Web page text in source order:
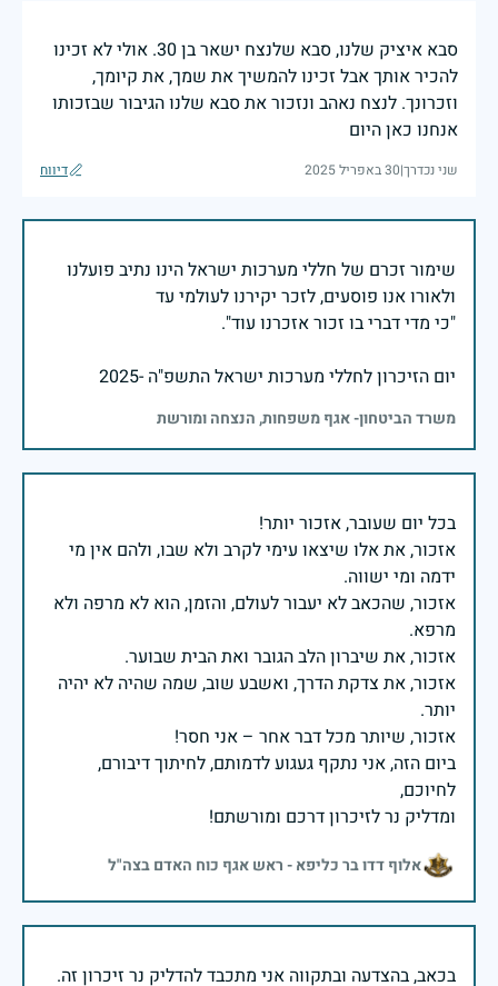
סבא איציק שלנו, סבא שלנצח ישאר בן 30. אולי לא זכינו
להכיר אותך אבל זכינו להמשיך את שמך, את קיומך,
וזכרונך. לנצח נאהב ונזכור את סבא שלנו הגיבור שבזכותו
אנחנו כאן היום
שני נכדרך|30 באפריל 2025 דיווח
שימור זכרם של חללי מערכות ישראל הינו נתיב פועלנו
יום הזיכרון לחללי מערכות ישראל התשפ"ה -2025
משרד הביטחון- אגף משפחות, הנצחה ומורשת
אזכור, את אלו שיצאו עימי לקרב ולא שבו, ולהם אין מי
אזכור, שהכאב לא יעבור לעולם, והזמן, הוא לא מרפה ולא
אזכור, את צדקת הדרך, ואשבע שוב, שמה שהיה לא יהיה
ביום הזה, אני נתקף געגוע לדמותם, לחיתוך דיבורם,
ומדליק נר לזיכרון דרכם ומורשתם!
אלוף דדו בר כליפא - ראש אגף כוח האדם בצה"ל
בכאב, בהצדעה ובתקווה אני מתכבד להדליק נר זיכרון זה.